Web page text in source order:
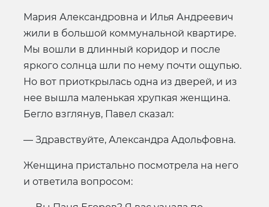
Мария Александровна и Илья Андреевич
жили в большой коммунальной квартире.
Мы вошли в длинный коридор и после
яркого солнца шли по нему почти ощупью.
Но вот приоткрылась одна из дверей, и из
нее вышла маленькая хрупкая женщина.
Бегло взглянув, Павел сказал:
— Здравствуйте, Александра Адольфовна.
Женщина пристально посмотрела на него
и ответила вопросом: